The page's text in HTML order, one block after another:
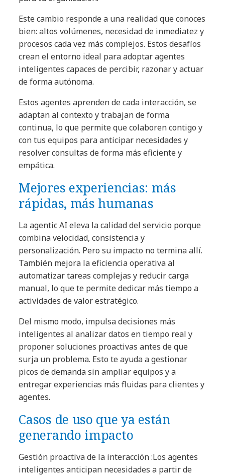
Este cambio responde a una realidad que conoces
bien: altos volúmenes, necesidad de inmediatez y
procesos cada vez más complejos. Estos desafíos
crean el entorno ideal para adoptar agentes
inteligentes capaces de percibir, razonar y actuar
de forma autónoma.
Estos agentes aprenden de cada interacción, se
adaptan al contexto y trabajan de forma
continua, lo que permite que colaboren contigo y
con tus equipos para anticipar necesidades y
resolver consultas de forma más eficiente y
empática.
Mejores experiencias: más
rápidas, más humanas
La agentic AI eleva la calidad del servicio porque
combina velocidad, consistencia y
personalización. Pero su impacto no termina allí.
También mejora la eficiencia operativa al
automatizar tareas complejas y reducir carga
manual, lo que te permite dedicar más tiempo a
actividades de valor estratégico.
Del mismo modo, impulsa decisiones más
inteligentes al analizar datos en tiempo real y
proponer soluciones proactivas antes de que
surja un problema. Esto te ayuda a gestionar
picos de demanda sin ampliar equipos y a
entregar experiencias más fluidas para clientes y
agentes.
Casos de uso que ya están
generando impacto
Gestión proactiva de la interacción :Los agentes
inteligentes anticipan necesidades a partir de